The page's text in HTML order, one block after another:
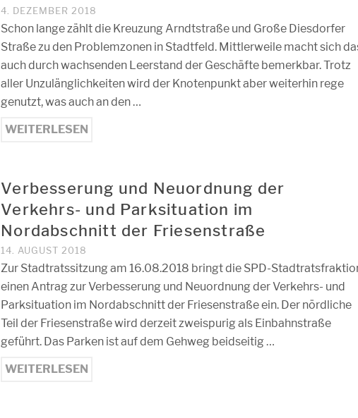
4. DEZEMBER 2018
Schon lange zählt die Kreuzung Arndtstraße und Große Diesdorfer
Straße zu den Problemzonen in Stadtfeld. Mittlerweile macht sich
auch durch wachsenden Leerstand der Geschäfte bemerkbar. Trotz
aller Unzulänglichkeiten wird der Knotenpunkt aber weiterhin rege
genutzt, was auch an den …
WEITERLESEN
Verbesserung und Neuordnung der
Verkehrs- und Parksituation im
Nordabschnitt der Friesenstraße
14. AUGUST 2018
Zur Stadtratssitzung am 16.08.2018 bringt die SPD-
einen Antrag zur Verbesserung und Neuordnung der Verkehrs- und
Parksituation im Nordabschnitt der Friesenstraße ein. Der nördliche
Teil der Friesenstraße wird derzeit zweispurig als Einbahnstraße
geführt. Das Parken ist auf dem Gehweg beidseitig …
WEITERLESEN